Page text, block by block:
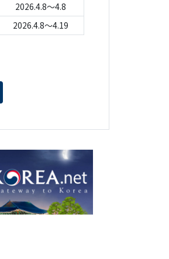
2026.4.8～4.8
2026.4.8～4.19